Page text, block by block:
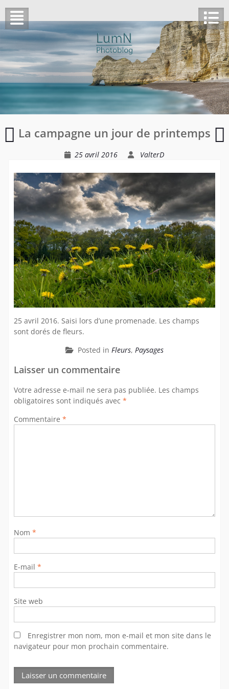
content
Les
prés
La campagne un jour de printemps
25 avril 2016
ValterD
25 avril 2016. Saisi lors d’une promenade. Les champs
sont dorés de fleurs.
Posted in Fleurs, Paysages
Laisser un commentaire
Votre adresse e-mail ne sera pas publiée. Les champs
obligatoires sont indiqués avec *
Commentaire *
Nom *
E-mail *
Site web
Enregistrer mon nom, mon e-mail et mon site dans le
navigateur pour mon prochain commentaire.